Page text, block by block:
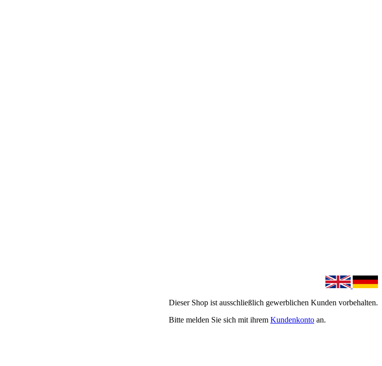
Dieser Shop ist ausschließlich gewerblichen Kunden vorbehalten.
Bitte melden Sie sich mit ihrem Kundenkonto an.